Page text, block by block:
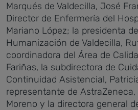
Marqués de Valdecilla, José
Director de Enfermería del
Mariano López; la presidenta
Humanización de Valdecilla,
coordinadora del Área de
Fariñas, la subdirectora de
Continuidad Asistencial,
representante de AstraZeneca,
Moreno y la directora general